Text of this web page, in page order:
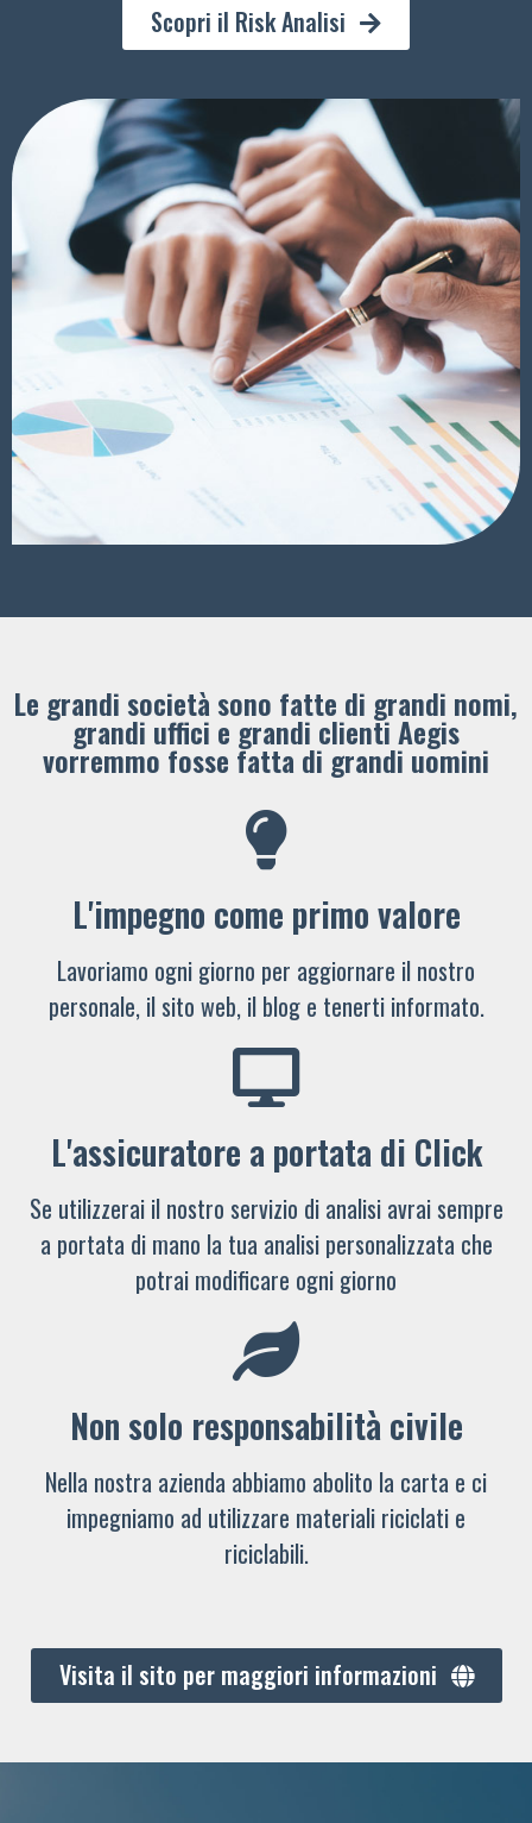
Scopri il Risk Analisi
Le grandi società sono fatte di grandi nomi,
grandi uffici e grandi clienti ​Aegis
vorremmo fosse fatta di grandi uomini
L'impegno come primo valore
Lavoriamo ogni giorno per aggiornare il nostro
personale, il sito web, il blog e tenerti informato.
L'assicuratore a portata di Click
Se utilizzerai il nostro servizio di analisi avrai sempre
a portata di mano la tua analisi personalizzata che
potrai modificare ogni giorno
Non solo responsabilità civile
Nella nostra azienda abbiamo abolito la carta e ci
impegniamo ad utilizzare materiali riciclati e
riciclabili.
Visita il sito per maggiori informazioni